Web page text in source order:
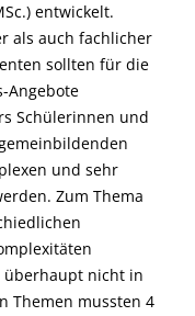
entwickelt.
als auch fachlicher
sollten für die
Angebote
Schülerinnen und
und sehr
Zum Thema
überhaupt nicht in
Themen mussten 4